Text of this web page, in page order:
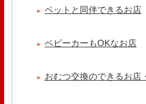
ペットと同伴できるお店
ベビーカーもOKなお店
おむつ交換のできるお店